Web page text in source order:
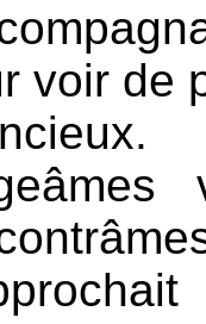
voir de